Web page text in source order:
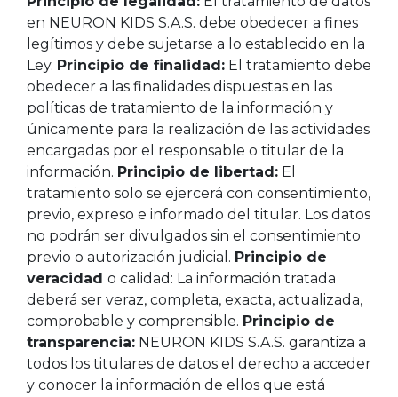
en NEURON KIDS S.A.S. debe obedecer a fines
legítimos y debe sujetarse a lo establecido en la
Ley. Principio de finalidad: El tratamiento debe
obedecer a las finalidades dispuestas en las
políticas de tratamiento de la información y
únicamente para la realización de las actividades
encargadas por el responsable o titular de la
información. Principio de libertad: El
tratamiento solo se ejercerá con consentimiento,
previo, expreso e informado del titular. Los datos
no podrán ser divulgados sin el consentimiento
previo o autorización judicial. Principio de
veracidad o calidad: La información tratada
deberá ser veraz, completa, exacta, actualizada,
comprobable y comprensible. Principio de
transparencia: NEURON KIDS S.A.S. garantiza a
todos los titulares de datos el derecho a acceder
y conocer la información de ellos que está